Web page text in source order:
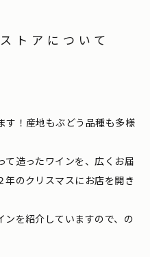
トアについて
す！産地もぶどう品種も多様
て造ったワインを、広くお届
年のクリスマスにお店を開き
ンを紹介していますので、の